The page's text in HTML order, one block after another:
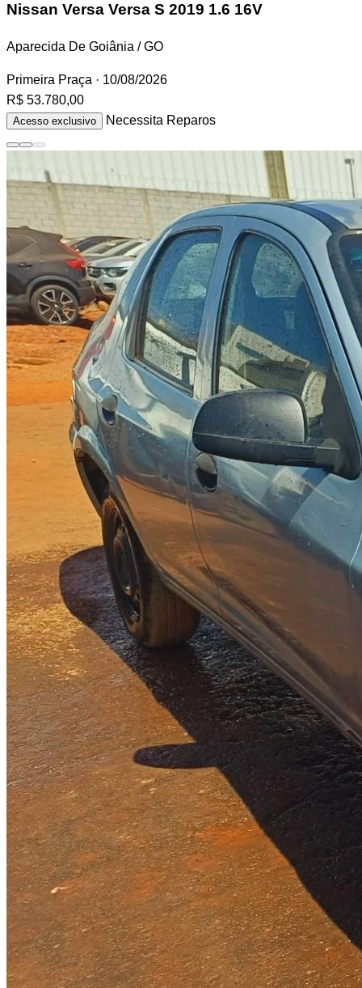
Nissan Versa Versa S 2019 1.6 16V
Aparecida De Goiânia / GO
Primeira Praça · 10/08/2026
R$ 53.780,00
Acesso exclusivo Necessita Reparos